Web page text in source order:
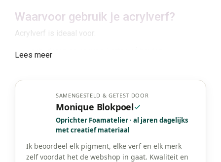
Waarvoor gebruik je acrylverf?
Acrylverf is ideaal voor:
schilderen op canvas, karton of houten
ondergronden
creatieve middagen thuis of in de BSO
feestkunstwerken
mixmedia projecten waarbij verf wordt
gecombineerd met papier of textiel
creatief experiment.
Lees meer
SAMENGESTELD & GETEST DOOR
Monique Blokpoel
Oprichter Foamatelier · al jaren dagelijks
met creatief materiaal
Ik beoordeel elk pigment, elke verf en elk merk
zelf voordat het de webshop in gaat. Kwaliteit en